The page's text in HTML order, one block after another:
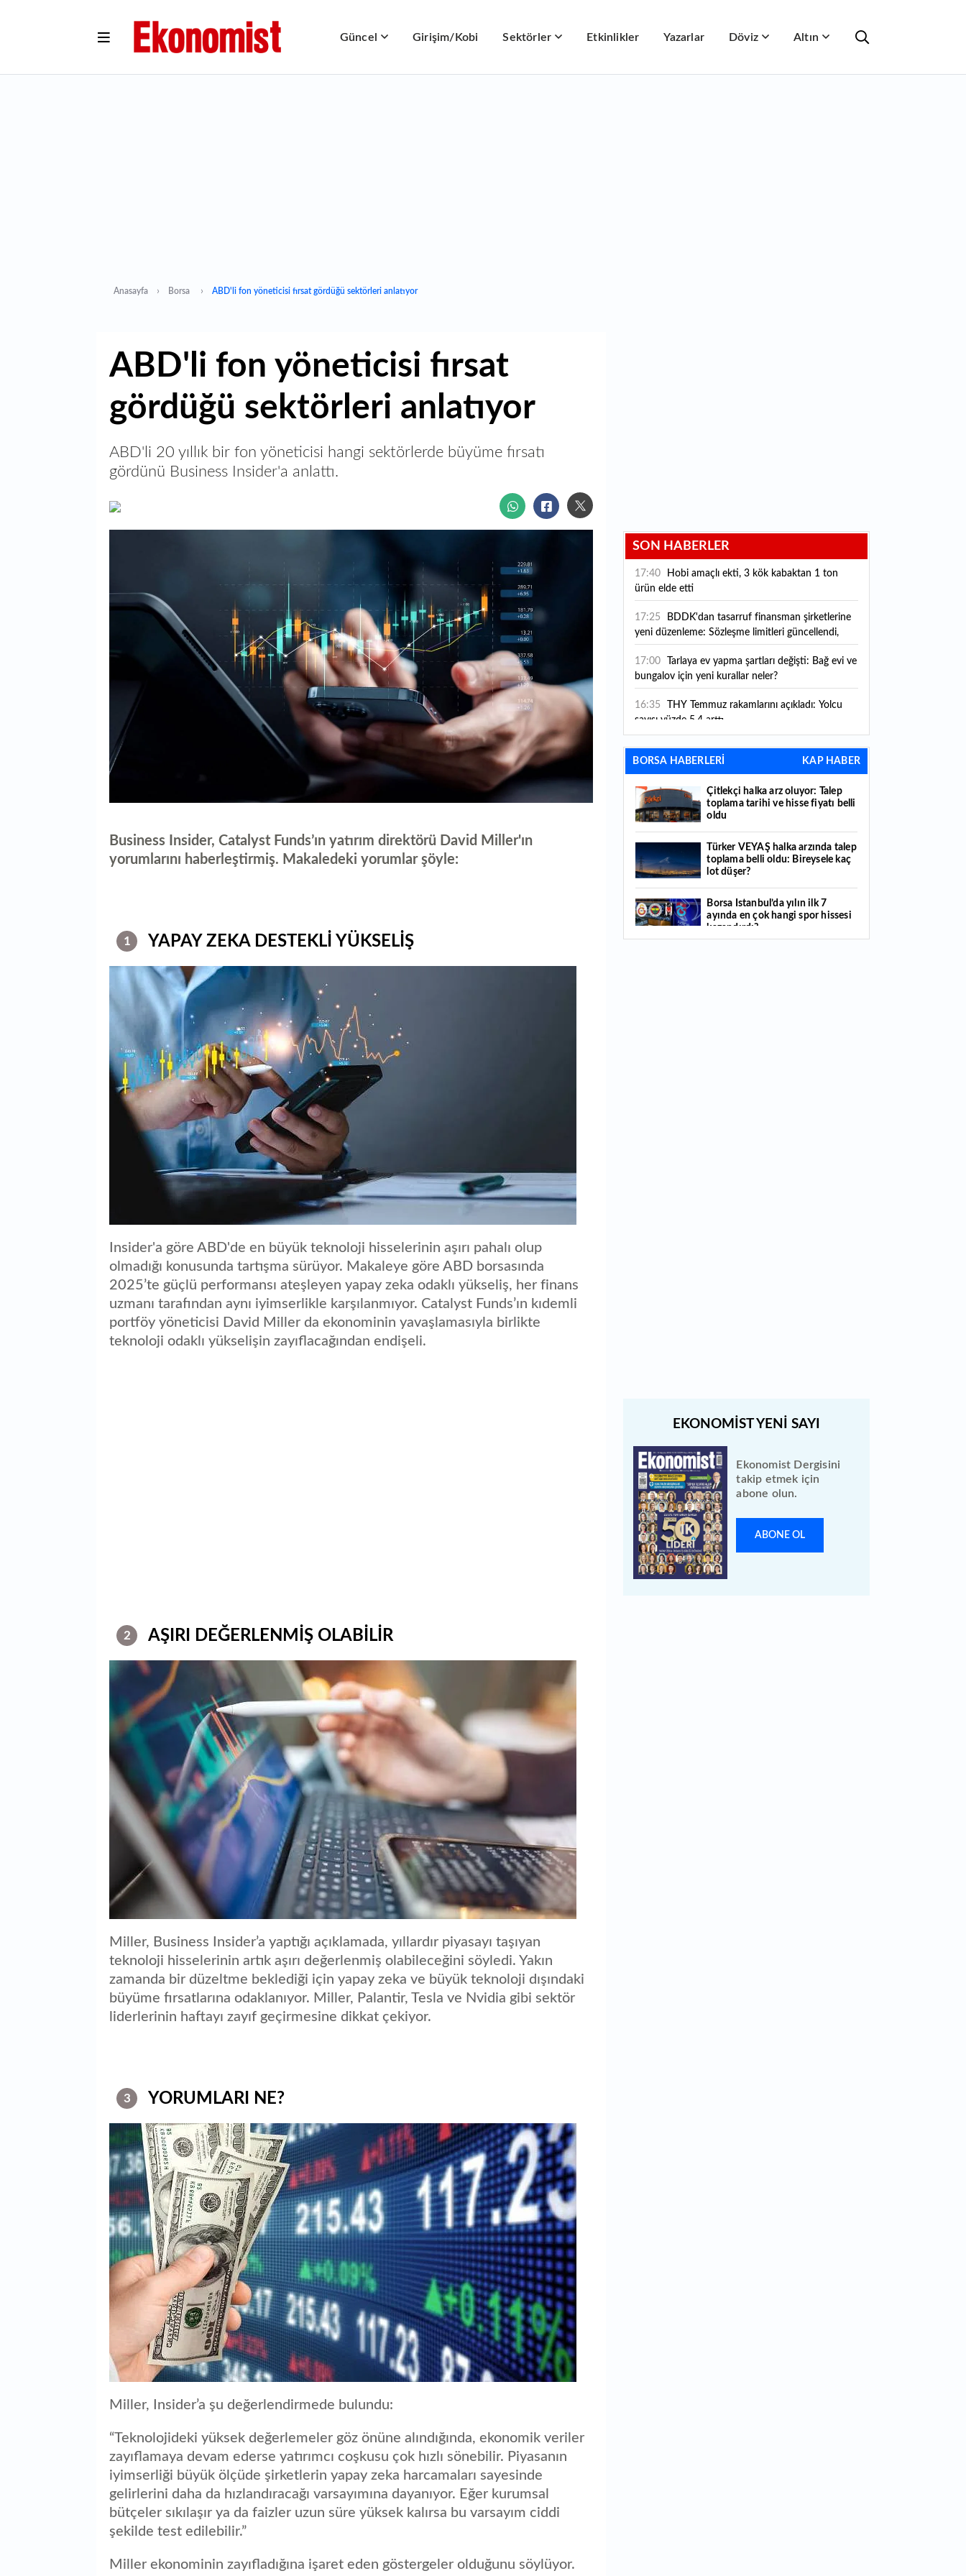
Güncel Girişim/Kobi Sektörler Etkinlikler Yazarlar Döviz Altın
Anasayfa Borsa ABD'li fon yöneticisi fırsat gördüğü sektörleri anlatıyor
ABD'li fon yöneticisi fırsat
gördüğü sektörleri anlatıyor
ABD'li 20 yıllık bir fon yöneticisi hangi sektörlerde büyüme fırsatı
gördünü Business Insider'a anlattı.
Business Insider, Catalyst Funds’ın yatırım direktörü David Miller'ın
yorumlarını haberleştirmiş. Makaledeki yorumlar şöyle:
1 YAPAY ZEKA DESTEKLİ YÜKSELİŞ
Insider'a göre ABD'de en büyük teknoloji hisselerinin aşırı pahalı olup
olmadığı konusunda tartışma sürüyor. Makaleye göre ABD borsasında
2025’te güçlü performansı ateşleyen yapay zeka odaklı yükseliş, her finans
uzmanı tarafından aynı iyimserlikle karşılanmıyor. Catalyst Funds’ın kıdemli
portföy yöneticisi David Miller da ekonominin yavaşlamasıyla birlikte
teknoloji odaklı yükselişin zayıflacağından endişeli.
2 AŞIRI DEĞERLENMİŞ OLABİLİR
Miller, Business Insider’a yaptığı açıklamada, yıllardır piyasayı taşıyan
teknoloji hisselerinin artık aşırı değerlenmiş olabileceğini söyledi. Yakın
zamanda bir düzeltme beklediği için yapay zeka ve büyük teknoloji dışındaki
büyüme fırsatlarına odaklanıyor. Miller, Palantir, Tesla ve Nvidia gibi sektör
liderlerinin haftayı zayıf geçirmesine dikkat çekiyor.
3 YORUMLARI NE?
Miller, Insider’a şu değerlendirmede bulundu:
“Teknolojideki yüksek değerlemeler göz önüne alındığında, ekonomik veriler
zayıflamaya devam ederse yatırımcı coşkusu çok hızlı sönebilir. Piyasanın
iyimserliği büyük ölçüde şirketlerin yapay zeka harcamaları sayesinde
gelirlerini daha da hızlandıracağı varsayımına dayanıyor. Eğer kurumsal
bütçeler sıkılaşır ya da faizler uzun süre yüksek kalırsa bu varsayım ciddi
şekilde test edilebilir.”
Miller ekonominin zayıfladığına işaret eden göstergeler olduğunu söylüyor.
SON HABERLER
17:40
ürün elde etti
17:25
yeni düzenleme: Sözleşme limitleri güncellendi,
yeni kurallar yürürlüğe girdi
17:00
bungalov için yeni kurallar neler?
16:35
sayısı yüzde 5,4 arttı
16:27 Piyasaların beklediği veri geldi: ABD tarım
dışı istihdam rakamları açıklandı
16:24 Çitlekçi halka arz oluyor: Talep toplama
tarihi ve hisse fiyatı belli oldu
yapmak istediğini savundu
16:04 Boğaz’ın kıtaları birleştiren ruhu Memorial
16:01 Hafta sonu hava nasıl olacak?
BORSA HABERLERİ KAP HABER
Çitlekçi halka arz oluyor: Talep
toplama tarihi ve hisse fiyatı belli
oldu
Türker VEYAŞ halka arzında talep
toplama belli oldu: Bireysele kaç
lot düşer?
Borsa İstanbul’da yılın ilk 7
ayında en çok hangi spor hissesi
kazandırdı?
Ekonomist Dergisini
takip etmek için
abone olun.
ABONE OL